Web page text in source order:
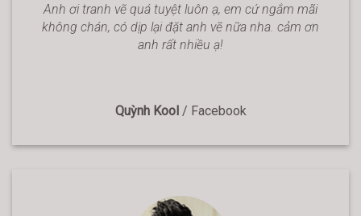
Anh ơi tranh vẽ quá tuyệt luôn ạ, em cứ ngắm mãi
không chán, có dịp lại đặt anh vẽ nữa nha. cảm ơn
anh rất nhiều ạ!
Quỳnh Kool / Facebook